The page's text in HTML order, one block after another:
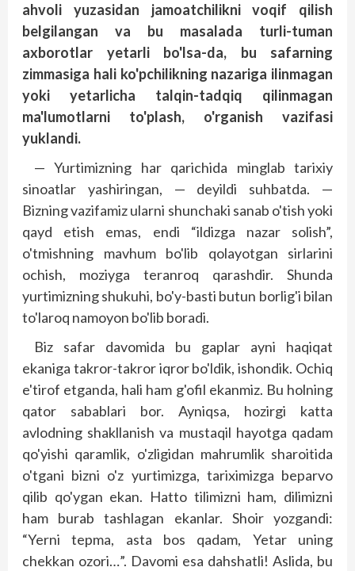
ahvoli yuzasidan jamoatchilikni voqif qilish
belgilangan va bu masalada turli-tuman
axborotlar yetarli bo'lsa-da, bu safarning
zimmasiga hali ko'pchilikning nazariga ilinmagan
yoki yetarlicha talqin-tadqiq qilinmagan
ma'lumotlarni to'plash, o'rganish vazifasi
yuklandi.
— Yurtimizning har qarichida minglab tarixiy
sinoatlar yashiringan, — deyildi suhbatda. —
Bizning vazifamiz ularni shunchaki sanab o'tish yoki
qayd etish emas, endi “ildizga nazar solish”,
o'tmishning mavhum bo'lib qolayotgan sirlarini
ochish, moziyga teranroq qarashdir. Shunda
yurtimizning shukuhi, bo'y-basti butun borlig'i bilan
to'laroq namoyon bo'lib boradi.
Biz safar davomida bu gaplar ayni haqiqat
ekaniga takror-takror iqror bo'ldik, ishondik. Ochiq
e'tirof etganda, hali ham g'ofil ekanmiz. Bu holning
qator sabablari bor. Ayniqsa, hozirgi katta
avlodning shakllanish va mustaqil hayotga qadam
qo'yishi qaramlik, o'zligidan mahrumlik sharoitida
o'tgani bizni o'z yurtimizga, tariximizga beparvo
qilib qo'ygan ekan. Hatto tilimizni ham, dilimizni
ham burab tashlagan ekanlar. Shoir yozgandi:
“Yerni tepma, asta bos qadam, Yetar uning
chekkan ozori…”. Davomi esa dahshatli! Aslida, bu